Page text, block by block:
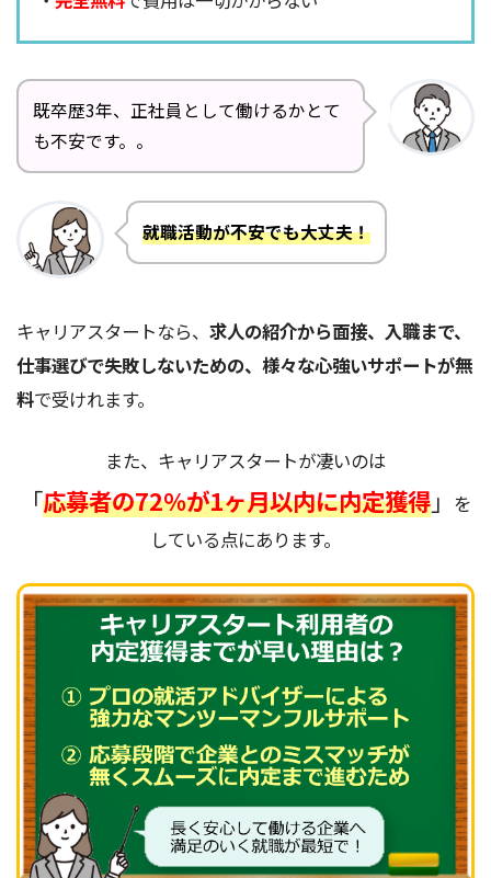
既卒歴3年、正社員として働けるかとて
も不安です。。
就職活動が不安でも大丈夫！
キャリアスタートなら、 求人の紹介から面接、入職まで、
仕事選びで失敗しないための、様々な心強いサポートが無
料で受けれます。
また、キャリアスタートが凄いのは
「応募者の72％が1ヶ月以内に内定獲得」 を
している点にあります。